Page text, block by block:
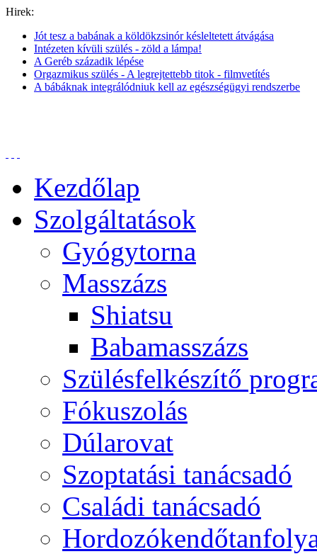
Hirek:
Jót tesz a babának a köldökzsinór késleltetett átvágása
Intézeten kívüli szülés - zöld a lámpa!
A Geréb századik lépése
Orgazmikus szülés - A legrejtettebb titok - filmvetítés
A bábáknak integrálódniuk kell az egészségügyi rendszerbe
Kezdőlap
Szolgáltatások
Gyógytorna
Masszázs
Shiatsu
Babamasszázs
Szülésfelkészítő
Fókuszolás
Dúlarovat
Szoptatási tanácsadó
Családi tanácsadó